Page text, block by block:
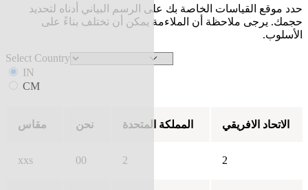
حدد موقع القياسات الخاصة بك على الرسم البياني أدناه لتحديد
حجمك. يرجى ملاحظة أن الملاءمة يمكن أن تختلف بناءً على
الأسلوب.
Select Country
IN
CM
مقاس نحن المملكة المتحدة الاتحاد الافريقي
xxs 00 2 2